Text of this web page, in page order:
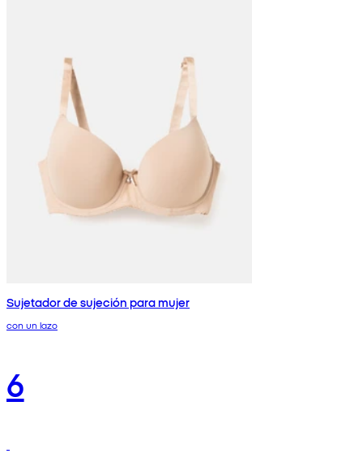
Sujetador de sujeción para mujer
con un lazo
6